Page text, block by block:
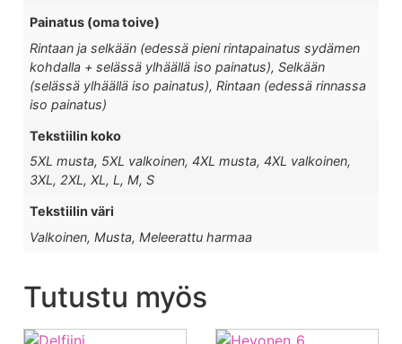
Painatus (oma toive)
Rintaan ja selkään (edessä pieni rintapainatus sydämen
kohdalla + selässä ylhäällä iso painatus), Selkään
(selässä ylhäällä iso painatus), Rintaan (edessä rinnassa
iso painatus)
Tekstiilin koko
5XL musta, 5XL valkoinen, 4XL musta, 4XL valkoinen,
3XL, 2XL, XL, L, M, S
Tekstiilin väri
Valkoinen, Musta, Meleerattu harmaa
Tutustu myös